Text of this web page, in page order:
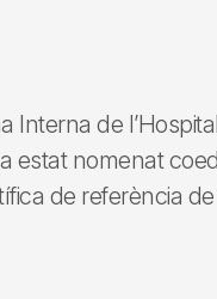
Interna de
estat nomenat
de referència